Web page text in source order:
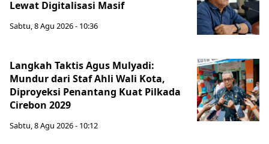
Lewat Digitalisasi Masif
Sabtu, 8 Agu 2026 - 10:36
Langkah Taktis Agus Mulyadi:
Mundur dari Staf Ahli Wali Kota,
Diproyeksi Penantang Kuat Pilkada
Cirebon 2029
Sabtu, 8 Agu 2026 - 10:12